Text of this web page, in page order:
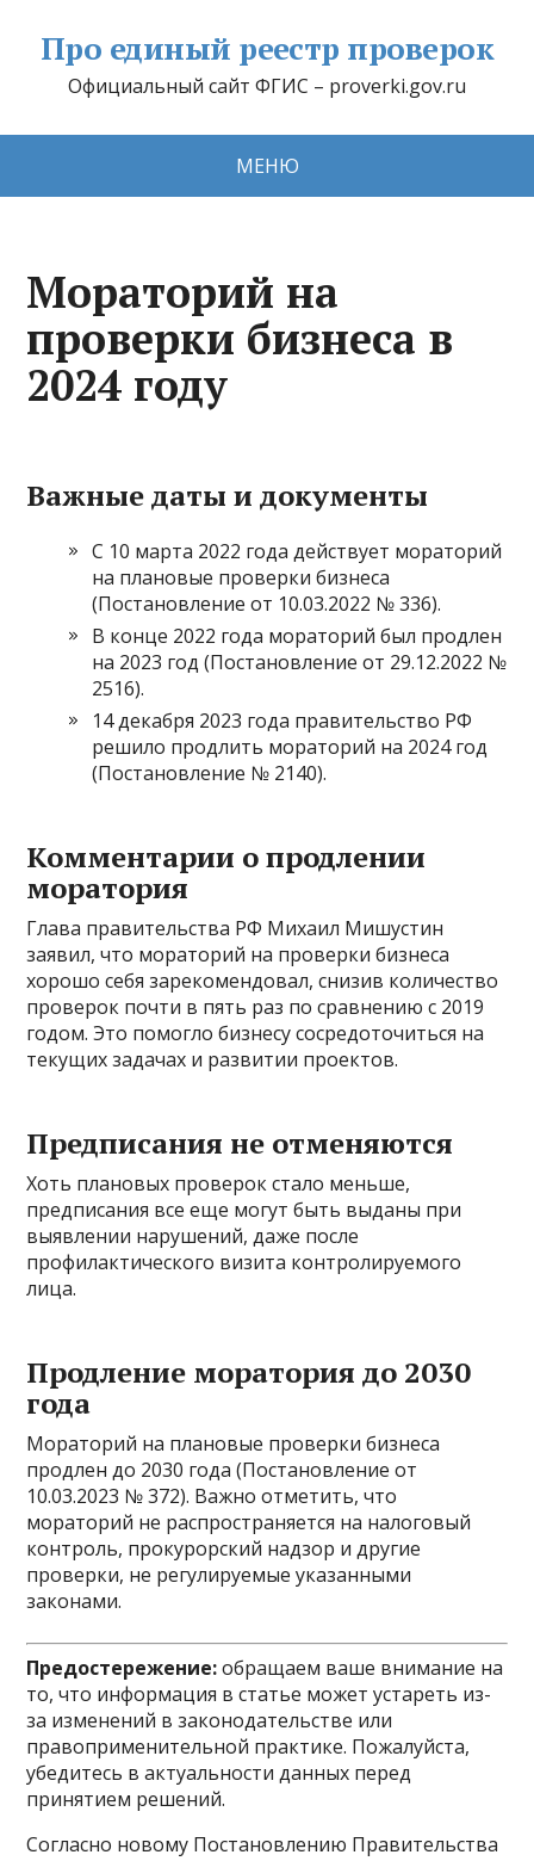
Про единый реестр проверок
Официальный сайт ФГИС – proverki.gov.ru
МЕНЮ
Мораторий на
проверки бизнеса в
2024 году
Важные даты и документы
С 10 марта 2022 года действует мораторий
на плановые проверки бизнеса
(Постановление от 10.03.2022 № 336).
В конце 2022 года мораторий был продлен
на 2023 год (Постановление от 29.12.2022 №
2516).
14 декабря 2023 года правительство РФ
решило продлить мораторий на 2024 год
(Постановление № 2140).
Комментарии о продлении
моратория
Глава правительства РФ Михаил Мишустин
заявил, что мораторий на проверки бизнеса
хорошо себя зарекомендовал, снизив количество
проверок почти в пять раз по сравнению с 2019
годом. Это помогло бизнесу сосредоточиться на
текущих задачах и развитии проектов.
Предписания не отменяются
Хоть плановых проверок стало меньше,
предписания все еще могут быть выданы при
выявлении нарушений, даже после
профилактического визита контролируемого
лица.
Продление моратория до 2030
года
Мораторий на плановые проверки бизнеса
продлен до 2030 года (Постановление от
10.03.2023 № 372). Важно отметить, что
мораторий не распространяется на налоговый
контроль, прокурорский надзор и другие
проверки, не регулируемые указанными
законами.
Предостережение:обращаем ваше внимание на
то, что информация в статье может устареть из-
за изменений в законодательстве или
правоприменительной практике. Пожалуйста,
убедитесь в актуальности данных перед
принятием решений.
Согласно новому Постановлению Правительства